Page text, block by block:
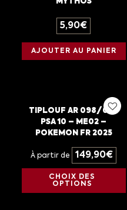
5,90€
AJOUTER AU PANIER
TIPLOUF AR 098/094
PSA 10 – ME02 –
POKEMON FR 2025
À partir de 149,90€
CHOIX DES
OPTIONS